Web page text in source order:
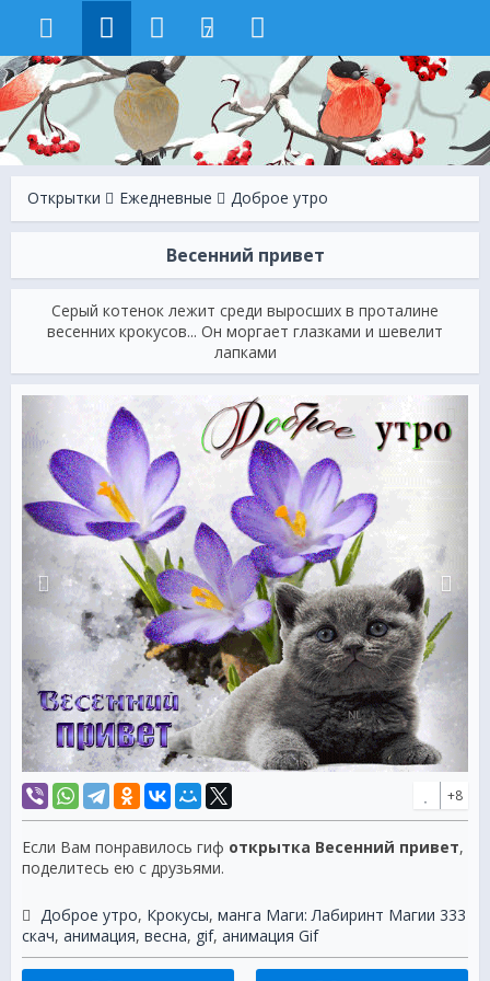
7
Открытки Ежeдневные Доброе утро
Весенний привет
Серый котенок лежит среди выросших в проталине
весенних крокусов... Он моргает глазками и шевелит
лапками
+8
Если Вам понравилось гиф открытка Весенний привет,
поделитесь ею с друзьями.
Доброе утро, Крокусы, манга Маги: Лабиринт Магии 333
скач, анимация, весна, gif, анимация Gif